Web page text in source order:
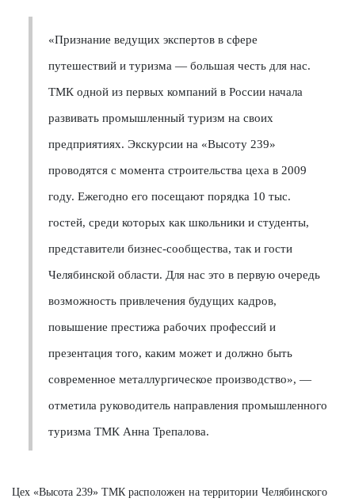
«Признание ведущих экспертов в сфере
путешествий и туризма — большая честь для нас.
ТМК одной из первых компаний в России начала
развивать промышленный туризм на своих
предприятиях. Экскурсии на «Высоту 239»
проводятся с момента строительства цеха в 2009
году. Ежегодно его посещают порядка 10 тыс.
гостей, среди которых как школьники и студенты,
представители бизнес-сообщества, так и гости
Челябинской области. Для нас это в первую очередь
возможность привлечения будущих кадров,
повышение престижа рабочих профессий и
презентация того, каким может и должно быть
современное металлургическое производство», —
отметила руководитель направления промышленного
туризма ТМК Анна Трепалова.
Цех «Высота 239» ТМК расположен на территории Челябинского